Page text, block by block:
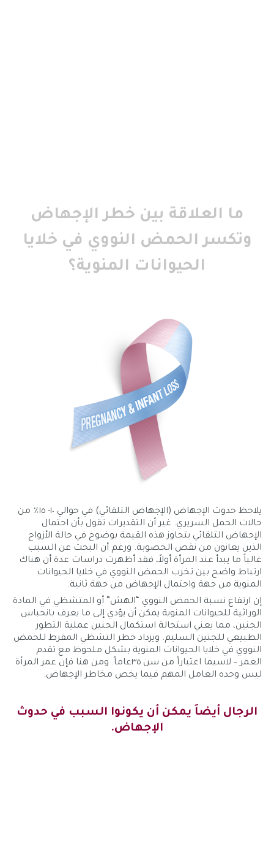
ما العلاقة بين خطر الإجهاض
وتكسر الحمض النووي في خلايا
الحيوانات المنوية؟
يلاحظ حدوث الإجهاض (الإجهاض التلقائي) في حوالي ١٠- ١٥٪ من
حالات الحمل السريري. غير أن التقديرات تقول بأن احتمال
الإجهاض التلقائي يتجاوز هذه القيمة بوضوح في حالة الأزواج
الذين يعانون من نقص الخصوبة. ورغم أن البحث عن السبب
غالباً ما يبدأ عند المرأة أولاً، فقد أظهرت دراسات عدة أن هناك
ارتباط واضح بين تخرب الحمض النووي في خلايا الحيوانات
المنوية من جهة واحتمال الإجهاض من جهة ثانية.
إن ارتفاع نسبة الحمض النووي “الهش” أو المتشظي في المادة
الوراثية للحيوانات المنوية يمكن أن يؤدي إلى ما يعرف بانحباس
الجنين، مما يعني استحالة استكمال الجنين عملية التطور
الطبيعي للجنين السليم. ويزداد خطر التشظي المفرط للحمض
النووي في خلايا الحيوانات المنوية بشكل ملحوظ مع تقدم
العمر – لاسيما اعتباراً من سن ٣٥عاماً. ومن هنا فإن عمر المرأة
ليس وحده العامل المهم فيما يخص مخاطر الإجهاض.
الرجال أيضاَ يمكن أن يكونوا السبب في حدوث
الإجهاض.